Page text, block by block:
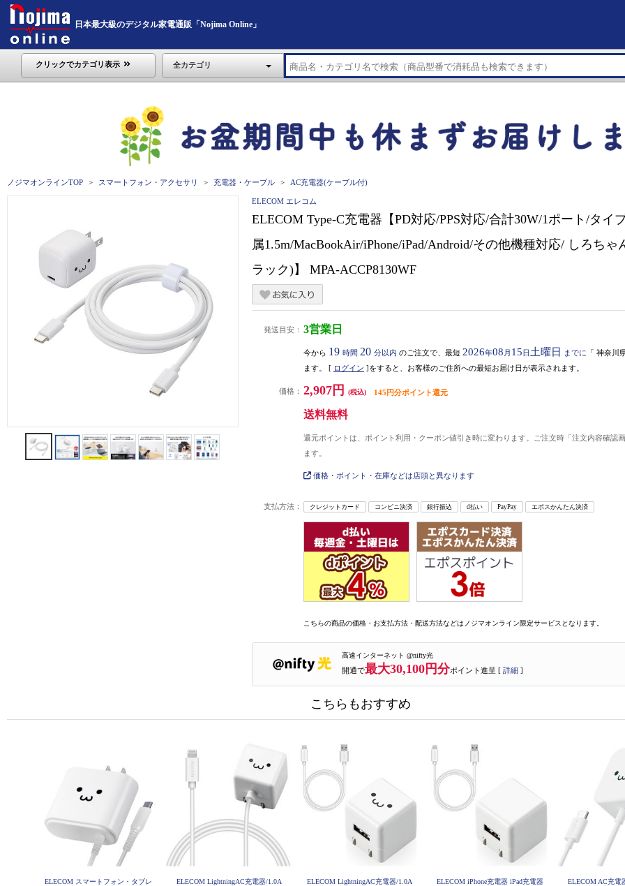
日本最大級のデジタル家電通販「Nojima Online」
クリックでカテゴリ表示 全カテゴリ
ノジマオンラインTOP スマートフォン・アクセサリ 充電器・ケーブル AC充電器(ケーブル付)
ELECOM エレコム
ELECOM Type-C充電器【PD対応/PPS対応/合計30W/1ポート/タイ
属1.5m/MacBookAir/iPhone/iPad/Android/その他機種対応/ しろちゃ
ラック)】 MPA-ACCP8130WF
発送目安： 3営業日
今から 19 時間 20 分以内 のご注文で、最短 2026年08 月 15日 土曜日 までに 「 神奈川
ます。 [ ログイン ]をすると、お客様のご住所への最短お届け日が表示されます。
価格： 2,907円 (税込) 145円分ポイント還元
送料無料
還元ポイントは、ポイント利用・クーポン値引き時に変わります。ご注文時「注文内容確認
ます。
価格・ポイント・在庫などは店頭と異なります
支払方法： クレジットカード コンビニ決済 銀行振込 d払い PayPay エポスかんたん決済
こちらの商品の価格・お支払方法・配送方法などはノジマオンライン限定サービスとなります。
高速インターネット @nifty光
開通で最大30,100円分ポイント進呈 [ 詳細 ]
こちらもおすすめ
ELECOM スマートフォン・タブレ
ELECOM LightningAC充電器/1.0A
ELECOM LightningAC充電器/1.0A
ELECOM iPhone充電器 iPad充電器
ELECOM AC充電